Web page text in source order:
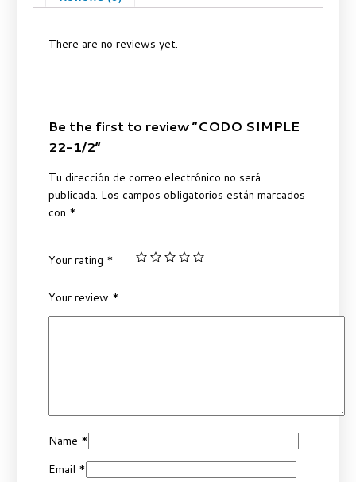
There are no reviews yet.
Be the first to review “CODO SIMPLE
22-1/2”
Tu dirección de correo electrónico no será
publicada. Los campos obligatorios están marcados
con *
Your rating *
Your review *
Name *
Email *